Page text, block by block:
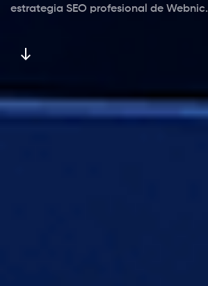
estrategia SEO profesional de Webnic.